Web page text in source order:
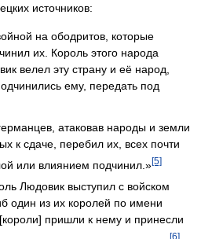
источников:
на ободритов, которые
их. Король этого народа
велел эту страну и её народ,
ему, передать под
атаковав народы и земли
к сдаче, перебил их, всех почти
или влиянием подчинил.»[5]
Людовик выступил с войском
один из их королей по имени
пришли к нему и принесли
[6]